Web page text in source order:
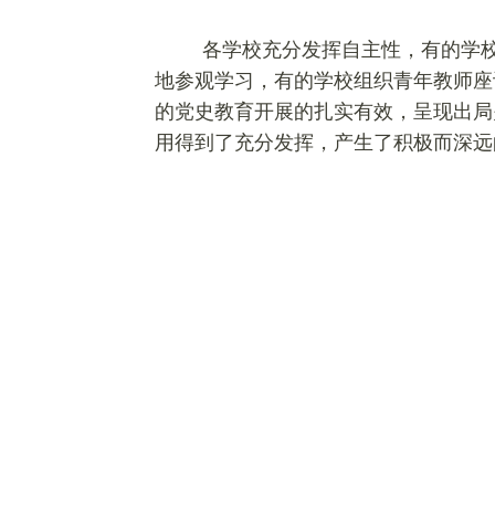
各学校充分发挥自主性，有的学
地参观学习，有的学校组织青年教师
的党史教育开展的扎实有效，呈现出
用得到了充分发挥，产生了积极而深